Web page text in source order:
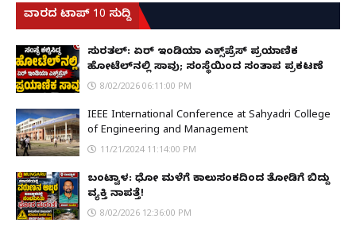
ವಾರದ ಟಾಪ್ 10 ಸುದ್ದಿ
ಸುರತ್ಕಲ್: ಏರ್ ಇಂಡಿಯಾ ಎಕ್ಸ್‌ಪ್ರೆಸ್ ಪ್ರಯಾಣಿಕ
ಹೋಟೆಲ್‌ನಲ್ಲಿ ಸಾವು; ಸಂಸ್ಥೆಯಿಂದ ಸಂತಾಪ ಪ್ರಕಟಣೆ
8/02/2026 06:11:00 PM
IEEE International Conference at Sahyadri College
of Engineering and Management
11/21/2024 11:14:00 PM
ಬಂಟ್ವಾಳ: ಧೋ ಮಳೆಗೆ ಕಾಲುಸಂಕದಿಂದ ತೋಡಿಗೆ ಬಿದ್ದು
ವ್ಯಕ್ತಿ ನಾಪತ್ತೆ!
8/02/2026 12:36:00 PM